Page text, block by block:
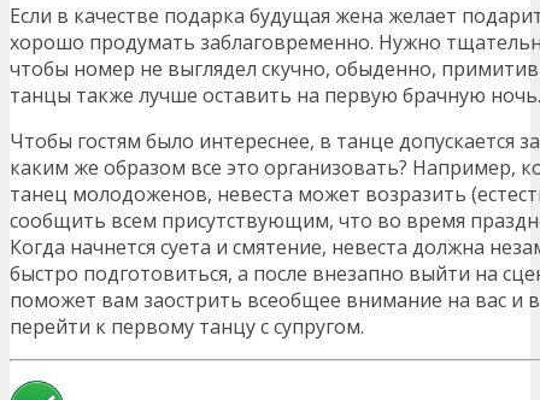
Если в качестве подарка будущая жена желает
хорошо продумать заблаговременно. Нужно
чтобы номер не выглядел скучно, обыденно,
танцы также лучше оставить на первую брачную ночь.
Чтобы гостям было интереснее, в танце допускается
каким же образом все это организовать? Например,
танец молодоженов, невеста может возразить
сообщить всем присутствующим, что во время
Когда начнется суета и смятение, невеста должна
быстро подготовиться, а после внезапно выйти на
поможет вам заострить всеобщее внимание на вас и
перейти к первому танцу с супругом.